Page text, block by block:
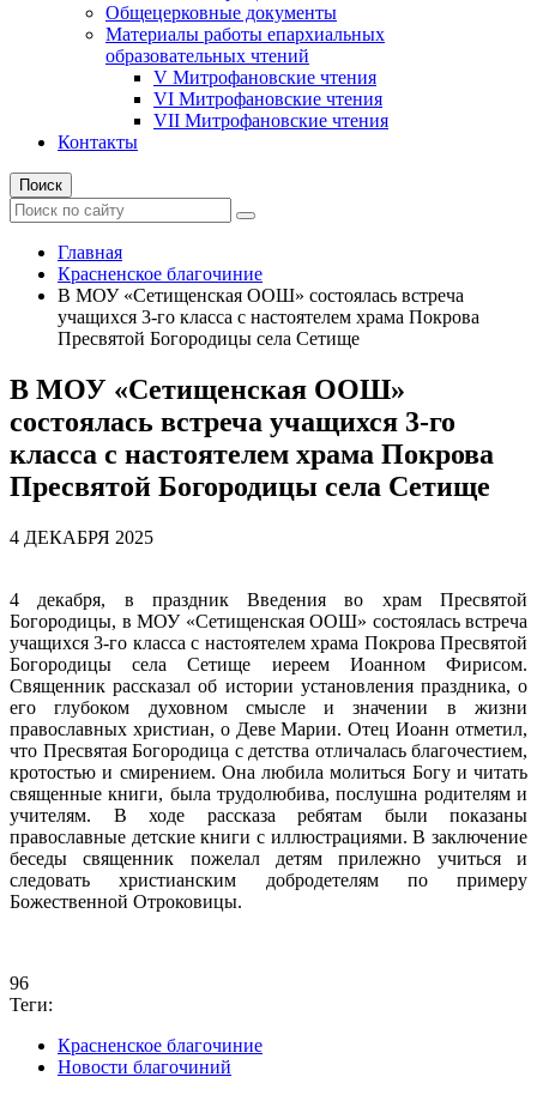
Общецерковные документы
Материалы работы епархиальных
образовательных чтений
V Митрофановские чтения
VI Митрофановские чтения
VII Митрофановские чтения
Контакты
Поиск
Главная
Красненское благочиние
В МОУ «Сетищенская ООШ» состоялась встреча
учащихся 3-го класса с настоятелем храма Покрова
Пресвятой Богородицы села Сетище
В МОУ «Сетищенская ООШ»
состоялась встреча учащихся 3-го
класса с настоятелем храма Покрова
Пресвятой Богородицы села Сетище
4 ДЕКАБРЯ 2025
4 декабря, в праздник Введения во храм Пресвятой
Богородицы, в МОУ «Сетищенская ООШ» состоялась встреча
учащихся 3-го класса с настоятелем храма Покрова Пресвятой
Богородицы села Сетище иереем Иоанном Фирисом.
Священник рассказал об истории установления праздника, о
его глубоком духовном смысле и значении в жизни
православных христиан, о Деве Марии. Отец Иоанн отметил,
что Пресвятая Богородица с детства отличалась благочестием,
кротостью и смирением. Она любила молиться Богу и читать
священные книги, была трудолюбива, послушна родителям и
учителям. В ходе рассказа ребятам были показаны
православные детские книги с иллюстрациями. В заключение
беседы священник пожелал детям прилежно учиться и
следовать христианским добродетелям по примеру
Божественной Отроковицы.
96
Теги:
Красненское благочиние
Новости благочиний